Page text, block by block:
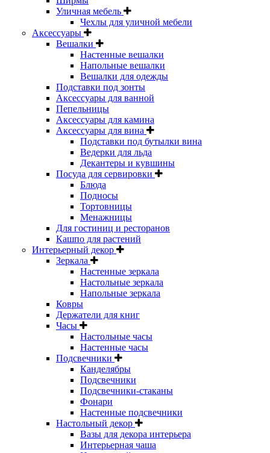
Уличная мебель
Чехлы для уличной мебели
Аксессуары
Вешалки
Настенные вешалки
Напольные вешалки
Вешалки для одежды
Подставки под зонты
Аксессуары для ванной
Пепельницы
Аксессуары для камина
Аксессуары для вина
Подставки под бутылки вина
Ведерки для льда
Декантеры и кувшины
Посуда для сервировки
Блюда
Подносы
Тортовницы
Менажницы
Для гостиниц и ресторанов
Кашпо для растений
Интерьерный декор
Зеркала
Настенные зеркала
Настольные зеркала
Напольные зеркала
Ковры
Держатели для книг
Часы
Настольные часы
Настенные часы
Подсвечники
Канделябры
Подсвечники
Подсвечники-стаканы
Фонари
Настенные подсвечники
Настольный декор
Вазы для декора интерьера
Интерьерная чаша